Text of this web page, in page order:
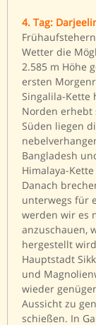
4. Tag:
Wetter die
2.585 m Höhe
ersten
Singalila-Kette
Norden erhebt
Süden liegen
Bangladesh
Himalaya-
Danach
unterwegs für
werden wir es
anzuschauen,
hergestellt
Hauptstadt
und
wieder
Aussicht zu
schießen. In